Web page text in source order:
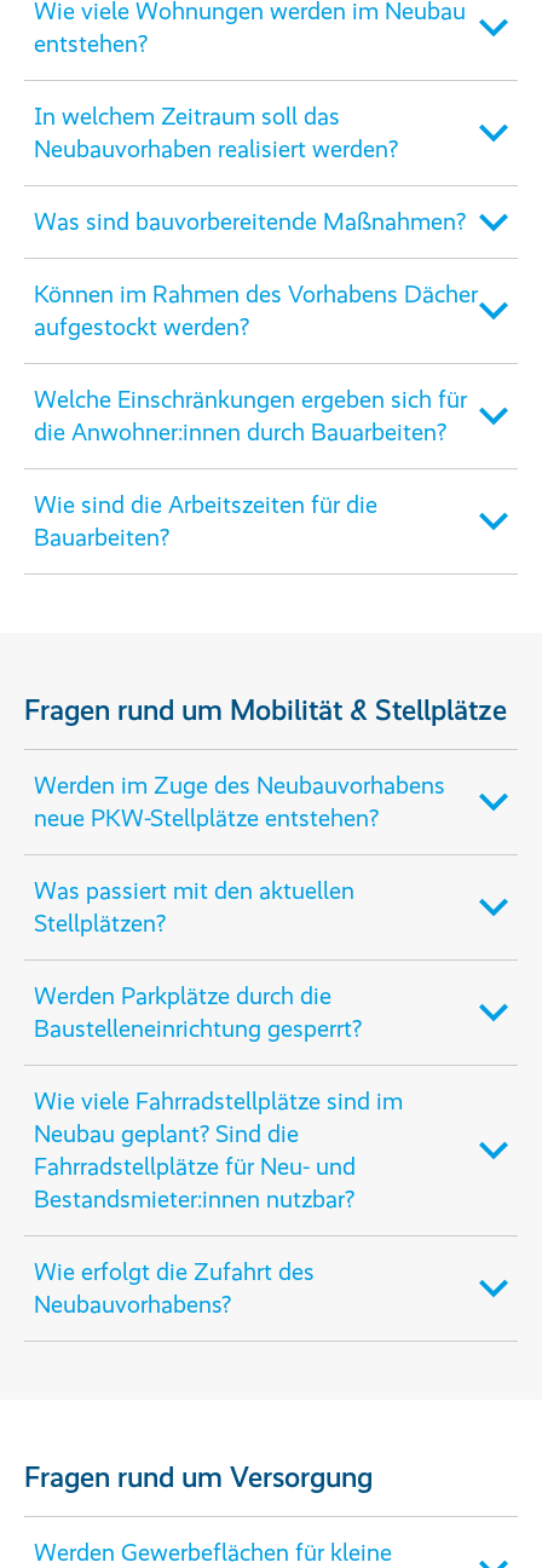
Wie viele Wohnungen werden im Neubau
entstehen?
In welchem Zeitraum soll das
Neubauvorhaben realisiert werden?
Was sind bauvorbereitende Maßnahmen?
Können im Rahmen des Vorhabens Dächer
aufgestockt werden?
Welche Einschränkungen ergeben sich für
die Anwohner:innen durch Bauarbeiten?
Wie sind die Arbeitszeiten für die
Bauarbeiten?
Fragen rund um Mobilität & Stellplätze
Werden im Zuge des Neubauvorhabens
neue PKW-Stellplätze entstehen?
Was passiert mit den aktuellen
Stellplätzen?
Werden Parkplätze durch die
Baustelleneinrichtung gesperrt?
Wie viele Fahrradstellplätze sind im
Neubau geplant? Sind die
Fahrradstellplätze für Neu- und
Bestandsmieter:innen nutzbar?
Wie erfolgt die Zufahrt des
Neubauvorhabens?
Fragen rund um Versorgung
Werden Gewerbeflächen für kleine